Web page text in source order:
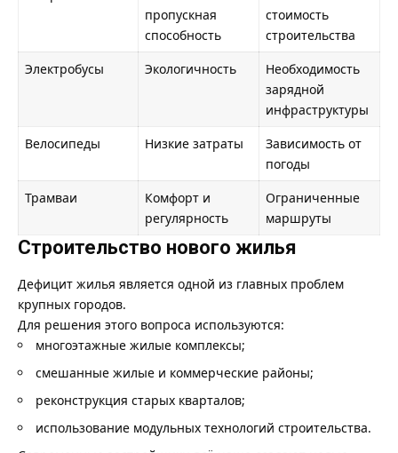
пропускная
способность
стоимость
строительства
Электробусы
Экологичность
Необходимость
зарядной
инфраструктуры
Велосипеды
Низкие затраты
Зависимость от
погоды
Трамваи
Комфорт и
регулярность
Ограниченные
маршруты
Строительство нового жилья
Дефицит жилья является одной из главных проблем
крупных городов.
Для решения этого вопроса используются:
многоэтажные жилые комплексы;
смешанные жилые и коммерческие районы;
реконструкция старых кварталов;
использование модульных технологий строительства.